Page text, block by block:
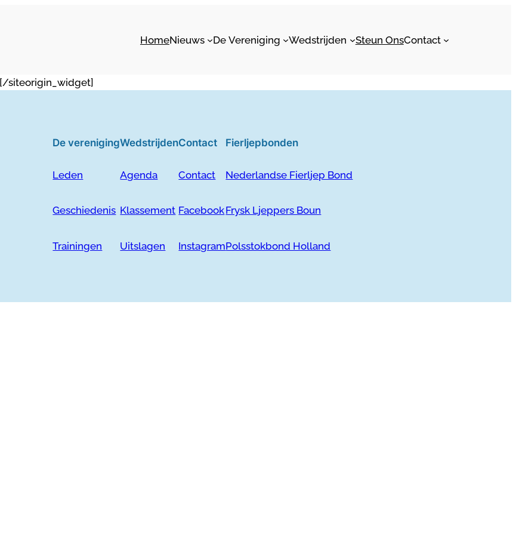
HomeNieuws De Vereniging Wedstrijden Steun OnsContact
[/siteorigin_widget]
De vereniging
Leden
Geschiedenis
Trainingen
Wedstrijden
Agenda
Klassement
Uitslagen
Contact
Contact
Facebook
Instagram
Fierljepbonden
Nederlandse Fierljep Bond
Frysk Ljeppers Boun
Polsstokbond Holland